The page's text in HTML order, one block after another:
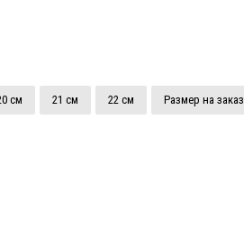
см 21 см 22 см Размер на заказ